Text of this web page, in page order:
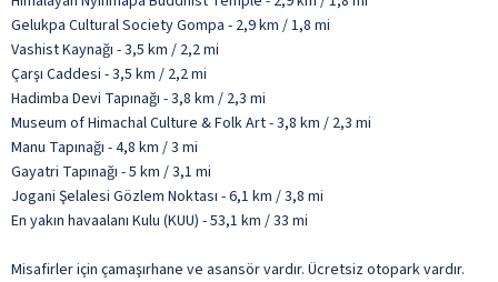
Gelukpa Cultural Society Gompa - 2,9 km / 1,8 mi
Vashist Kaynağı - 3,5 km / 2,2 mi
Çarşı Caddesi - 3,5 km / 2,2 mi
Hadimba Devi Tapınağı - 3,8 km / 2,3 mi
Museum of Himachal Culture & Folk Art - 3,8 km / 2,3 mi
Manu Tapınağı - 4,8 km / 3 mi
Gayatri Tapınağı - 5 km / 3,1 mi
Jogani Şelalesi Gözlem Noktası - 6,1 km / 3,8 mi
En yakın havaalanı Kulu (KUU) - 53,1 km / 33 mi
Misafirler için çamaşırhane ve asansör vardır. Ücretsiz otopark vardır.